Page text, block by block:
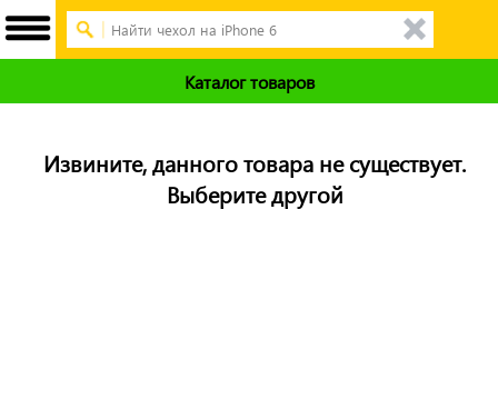
Каталог товаров
Извините, данного товара не существует.
Выберите другой